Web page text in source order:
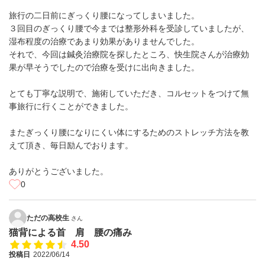
旅行の二日前にぎっくり腰になってしまいました。
３回目のぎっくり腰で今までは整形外科を受診していましたが、
湿布程度の治療であまり効果がありませんでした。
それで、今回は鍼灸治療院を探したところ、快生院さんが治療効
果が早そうでしたので治療を受けに出向きました。
とても丁寧な説明で、施術していただき、コルセットをつけて無
事旅行に行くことができました。
またぎっくり腰になりにくい体にするためのストレッチ方法を教
えて頂き、毎日励んでおります。
ありがとうございました。
0
ただの高校生 さん
猫背による首 肩 腰の痛み
4.50
投稿日 2022/06/14